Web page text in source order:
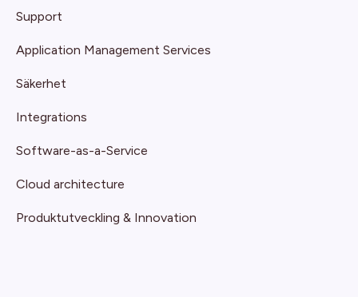
Support
Application Management Services
Säkerhet
Integrations
Software-as-a-Service
Cloud architecture
Produktutveckling & Innovation